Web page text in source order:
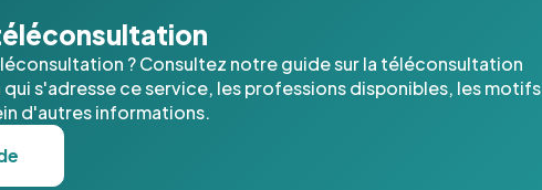
? Consultez notre guide sur la téléconsultation
s'adresse ce service, les professions disponibles, les motifs
d'autres informations.